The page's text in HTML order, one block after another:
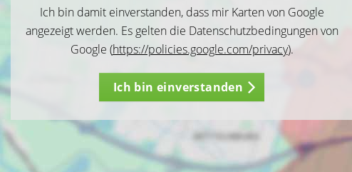
Ich bin damit einverstanden, dass mir Karten von Google
angezeigt werden. Es gelten die Datenschutzbedingungen von
Google (https://policies.google.com/privacy).
Ich bin einverstanden